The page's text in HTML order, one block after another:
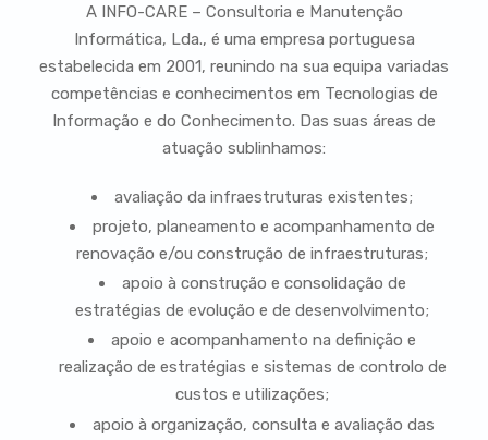
A INFO-CARE – Consultoria e Manutenção
Informática, Lda., é uma empresa portuguesa
estabelecida em 2001, reunindo na sua equipa variadas
competências e conhecimentos em Tecnologias de
Informação e do Conhecimento. Das suas áreas de
atuação sublinhamos:
avaliação da infraestruturas existentes;
projeto, planeamento e acompanhamento de
renovação e/ou construção de infraestruturas;
apoio à construção e consolidação de
estratégias de evolução e de desenvolvimento;
apoio e acompanhamento na definição e
realização de estratégias e sistemas de controlo de
custos e utilizações;
apoio à organização, consulta e avaliação das